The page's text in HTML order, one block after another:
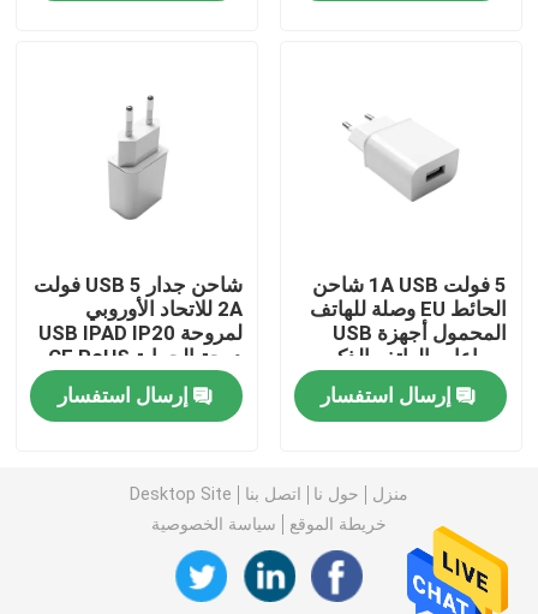
محول طاقة قابل للتبديل
شاحن حائط USB
مصدر طاقة مثبت على الحائط
محول طاقة التيار المتردد
5 فولت 1A USB شاحن
الحائط EU وصلة للهاتف
المحمول أجهزة USB
سماعات الهاتف الذكي
إرسال استفسار
شاحن جدار USB 5 فولت
2A للاتحاد الأوروبي
لمروحة USB IPAD IP20
درجة الحماية CE RoHS
إرسال استفسار
منزل حول نا اتصل بنا
Desktop Site
خريطة الموقع
سياسة الخصوصية